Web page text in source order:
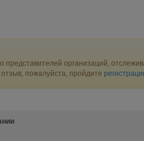
представителей организаций,
пожалуйста, пройдите